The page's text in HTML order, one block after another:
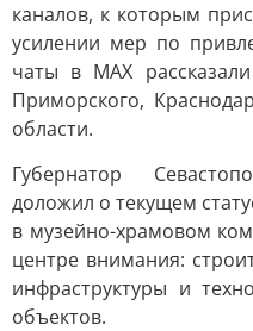
каналов, к которым
усилении мер по
чаты в МАХ
Приморского,
области.
Губернатор
доложил о текущем
в музейно-храмовом
центре внимания:
инфраструктуры и
объектов.